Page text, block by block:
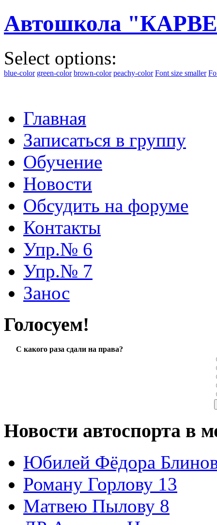
Автошкола
Select options:
blue-color green-color brown-color peachy-color Font size smaller
Главная
Записаться в группу
Обучение
Новости
Обсудить на форуме
Контакты
Упр.№ 6
Упр.№ 7
Занос
Голосуем!
С какого раза сдали на права?
Новости автоспорта в
Юбилей Фёдора
Роману Горлову 13
Матвею Пылову 8